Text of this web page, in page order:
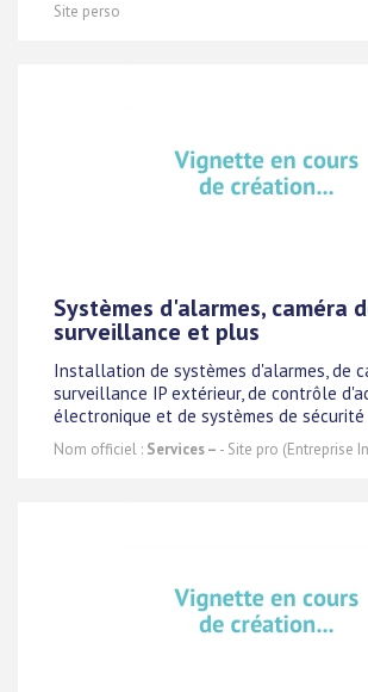
Site perso
Systèmes d'alarmes, caméra
surveillance et plus
Installation de systèmes d'alarmes, de
surveillance IP extérieur, de contrôle
électronique et de systèmes de
Nom officiel : Services – - Site pro (Entreprise